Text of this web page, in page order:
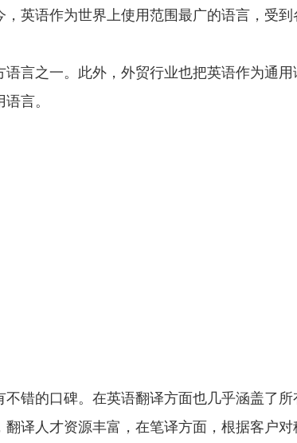
英语作为世界上使用范围最广的语言，受
言之一。此外，外贸行业也把英语作为通
言。
错的口碑。在英语翻译方面也几乎涵盖了
译人才资源丰富，在笔译方面，根据客户